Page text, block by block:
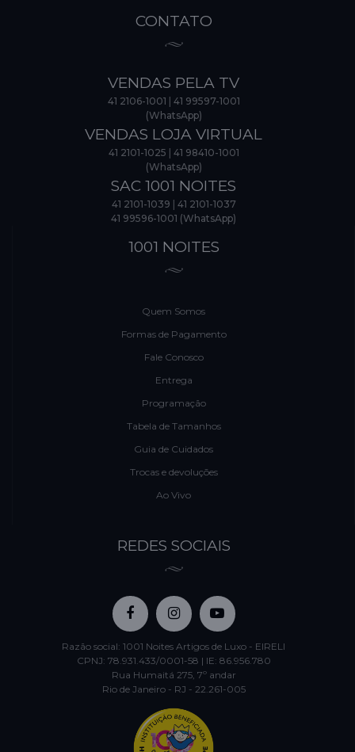
CONTATO
VENDAS PELA TV
41 2106-1001
41 99597-1001
(WhatsApp)
VENDAS LOJA VIRTUAL
41 2101-1025
41 98410-1001
(WhatsApp)
SAC 1001 NOITES
41 2101-1039
41 2101-1037
41 99596-1001 (WhatsApp)
1001 NOITES
Quem Somos
Formas de Pagamento
Fale Conosco
Entrega
Programação
Tabela de Tamanhos
Guia de Cuidados
Trocas e devoluções
Ao Vivo
REDES SOCIAIS
Razão social: 1001 Noites Artigos de Luxo - EIRELI
CPNJ: 78.931.433/0001-58 | IE: 86.956.780
Rua Humaitá 275, 7º andar
Rio de Janeiro - RJ - 22.261-005